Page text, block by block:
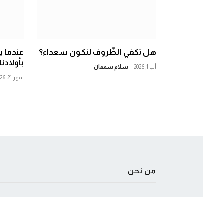
هل تكفي الظّروف لنكون سعداء؟
آب 1, 2026 سلام سمعان
عندما
بأولادنا
تموز 21, 2026
من نحن